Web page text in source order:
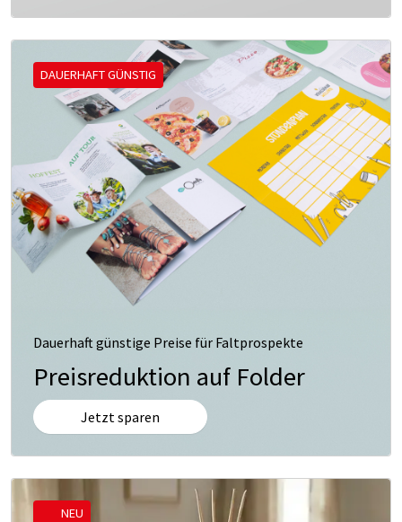
DAUERHAFT GÜNSTIG
Dauerhaft günstige Preise für Faltprospekte
Preisreduktion auf Folder
Jetzt sparen
NEU